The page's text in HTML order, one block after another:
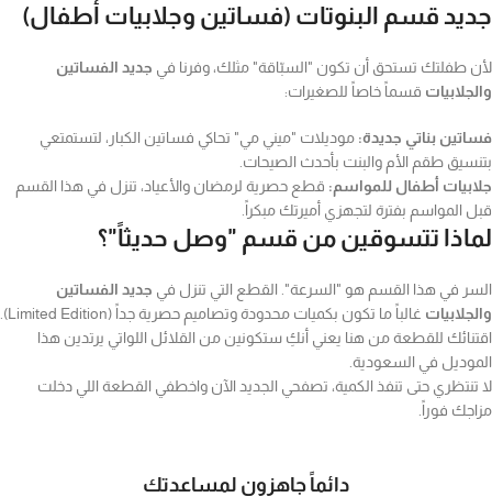
قسم البنوتات (فساتين وجلابيات أطفال)
طفلتك تستحق أن تكون "السبّاقة" مثلك، وفرنا في جديد الفساتين
قسماً خاصاً للصغيرات:
بناتي جديدة:موديلات "ميني مي" تحاكي فساتين الكبار، لتستمتعي
طقم الأم والبنت بأحدث الصيحات.
أطفال للمواسم:قطع حصرية لرمضان والأعياد، تنزل في هذا القسم
المواسم بفترة لتجهزي أميرتك مبكراً.
تتسوقين من قسم "وصل حديثاً"؟
في هذا القسم هو "السرعة". القطع التي تنزل في جديد الفساتين
غالباً ما تكون بكميات محدودة وتصاميم حصرية جداً (Limited Edition).
للقطعة من هنا يعني أنكِ ستكونين من القلائل اللواتي يرتدين هذا
في السعودية.
تنتظري حتى تنفذ الكمية، تصفحي الجديد الآن واخطفي القطعة اللي دخلت
فوراً.
دائماً جاهزون لمساعدتك